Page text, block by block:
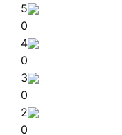
5
0
4
0
3
0
2
0